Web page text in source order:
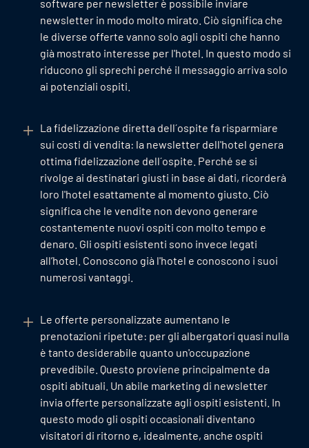
software per newsletter è possibile inviare
newsletter in modo molto mirato. Ciò significa che
le diverse offerte vanno solo agli ospiti che hanno
già mostrato interesse per l'hotel. In questo modo si
riducono gli sprechi perché il messaggio arriva solo
ai potenziali ospiti.
La fidelizzazione diretta dell´ospite fa risparmiare
sui costi di vendita: la newsletter dell'hotel genera
ottima fidelizzazione dell´ospite. Perché se si
rivolge ai destinatari giusti in base ai dati, ricorderà
loro l'hotel esattamente al momento giusto. Ciò
significa che le vendite non devono generare
costantemente nuovi ospiti con molto tempo e
denaro. Gli ospiti esistenti sono invece legati
all’hotel. Conoscono già l'hotel e conoscono i suoi
numerosi vantaggi.
Le offerte personalizzate aumentano le
prenotazioni ripetute: per gli albergatori quasi nulla
è tanto desiderabile quanto un'occupazione
prevedibile. Questo proviene principalmente da
ospiti abituali. Un abile marketing di newsletter
invia offerte personalizzate agli ospiti esistenti. In
questo modo gli ospiti occasionali diventano
visitatori di ritorno e, idealmente, anche ospiti